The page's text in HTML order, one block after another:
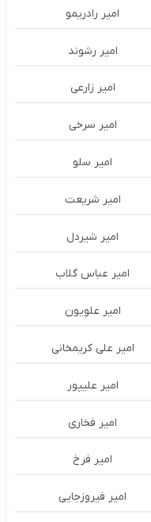
امیر رادریمو
امیر رشوند
امیر زارعی
امیر سرخی
امیر سلو
امیر شریعت
امیر شیردل
امیر عباس گلاب
امیر علویون
امیر علی کریمخانی
امیر علیپور
امیر فخاری
امیر فرخ
امیر فیروزجایی